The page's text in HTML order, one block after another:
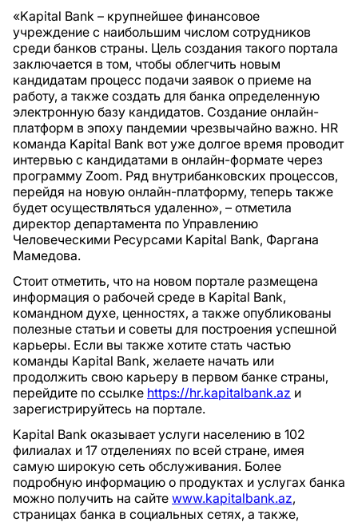
«Kapital Bank – крупнейшее финансовое
учреждение с наибольшим числом сотрудников
среди банков страны. Цель создания такого портала
заключается в том, чтобы облегчить новым
кандидатам процесс подачи заявок о приеме на
работу, а также создать для банка определенную
электронную базу кандидатов. Создание онлайн-
платформ в эпоху пандемии чрезвычайно важно. HR
команда Kapital Bank вот уже долгое время проводит
интервью с кандидатами в онлайн-формате через
программу Zoom. Ряд внутрибанковских процессов,
перейдя на новую онлайн-платформу, теперь также
будет осуществляться удаленно», – отметила
директор департамента по Управлению
Человеческими Ресурсами Kapital Bank, Фаргана
Мамедова.
Стоит отметить, что на новом портале размещена
информация о рабочей среде в Kapital Bank,
командном духе, ценностях, а также опубликованы
полезные статьи и советы для построения успешной
карьеры. Если вы также хотите стать частью
команды Kapital Bank, желаете начать или
продолжить свою карьеру в первом банке страны,
перейдите по ссылке https://hr.kapitalbank.az и
зарегистрируйтесь на портале.
Kapital Bank оказывает услуги населению в 102
филиалах и 17 отделениях по всей стране, имея
самую широкую сеть обслуживания. Более
подробную информацию о продуктах и услугах банка
можно получить на сайте www.kapitalbank.az,
страницах банка в социальных сетях, а также,